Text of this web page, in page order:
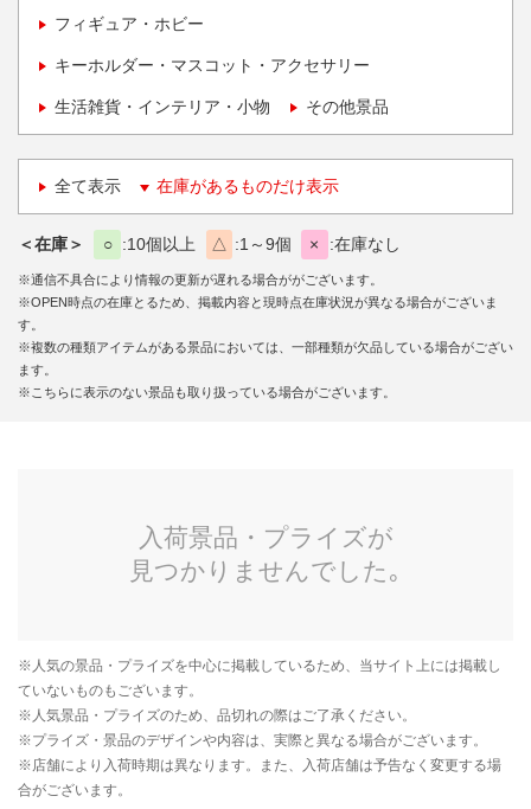
フィギュア・ホビー
キーホルダー・マスコット・アクセサリー
生活雑貨・インテリア・小物 その他景品
全て表示 在庫があるものだけ表示
＜在庫＞ ○ 10個以上 △ 1～9個 × 在庫なし
※通信不具合により情報の更新が遅れる場合ががございます。
※OPEN時点の在庫とるため、掲載内容と現時点在庫状況が異なる場合がございま
す。
※複数の種類アイテムがある景品においては、一部種類が欠品している場合がござい
ます。
※こちらに表示のない景品も取り扱っている場合がございます。